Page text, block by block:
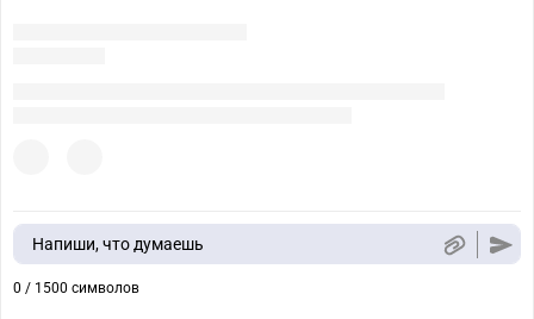
Напиши, что думаешь
0 / 1500 символов